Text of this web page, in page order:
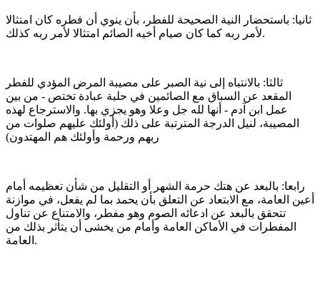
ثانيا: باستحضار النية الصحيحة للفطر، بأن ينوي أن فطره كان امتثالا
لأمر ربه كما كان صيام أخيه الصائم امتثالا لأمر ربه كذلك.
ثالثا: بالانتباه إلى نية الصبر على مصيبة المرض المؤدي للفطر
المقعد عن السباق مع الصائمين في حلبة عبادة تختص - من بين
عمل ابن آدم - أنها لله جل وعلا وهو يجزي بها. والاسترجاع لهذه
المصيبة، لنيل الدرجة المترتبة على ذلك (أولئك عليهم صلوات من
ربهم ورحمة وأولئك هم المهتدون)
رابعا: بالبعد عن هتك حرمة الشهر أو التقليل من شأن تعظيمه أمام
أعين العامة، مع الابتعاد عن التعلق بأن يحمد بما لم يفعل، في موازنة
تتحقق بالبعد عن ادعائه الصوم وهو مفطر، والامتناع عن تناول
المفطرات في الأماكن العامة وأمام من يخشى أن يتأثر بذلك من
العامة.